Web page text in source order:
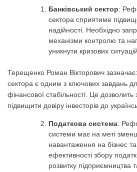
Банківський сектор:
сектора сприятиме
надійності. Необхідно
механізми контролю та
уникнути кризових
Терещенко Роман Вікторович
сектора є одним з ключових завдань
фінансової стабільності. Це
підвищити довіру інвесторів до
Податкова система:
системи має на меті
навантаження на бізнес
ефективності збору
розвитку підприємництва